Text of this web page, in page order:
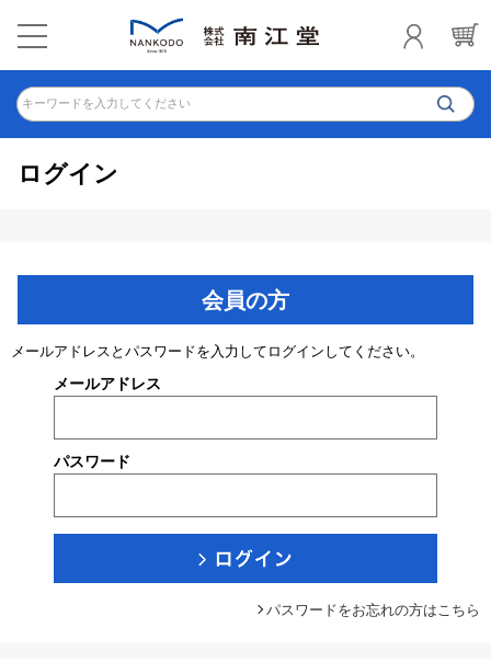
キーワードを入力してください
ログイン
会員の方
メールアドレスとパスワードを入力してログインしてください。
メールアドレス
パスワード
パスワードをお忘れの方はこちら